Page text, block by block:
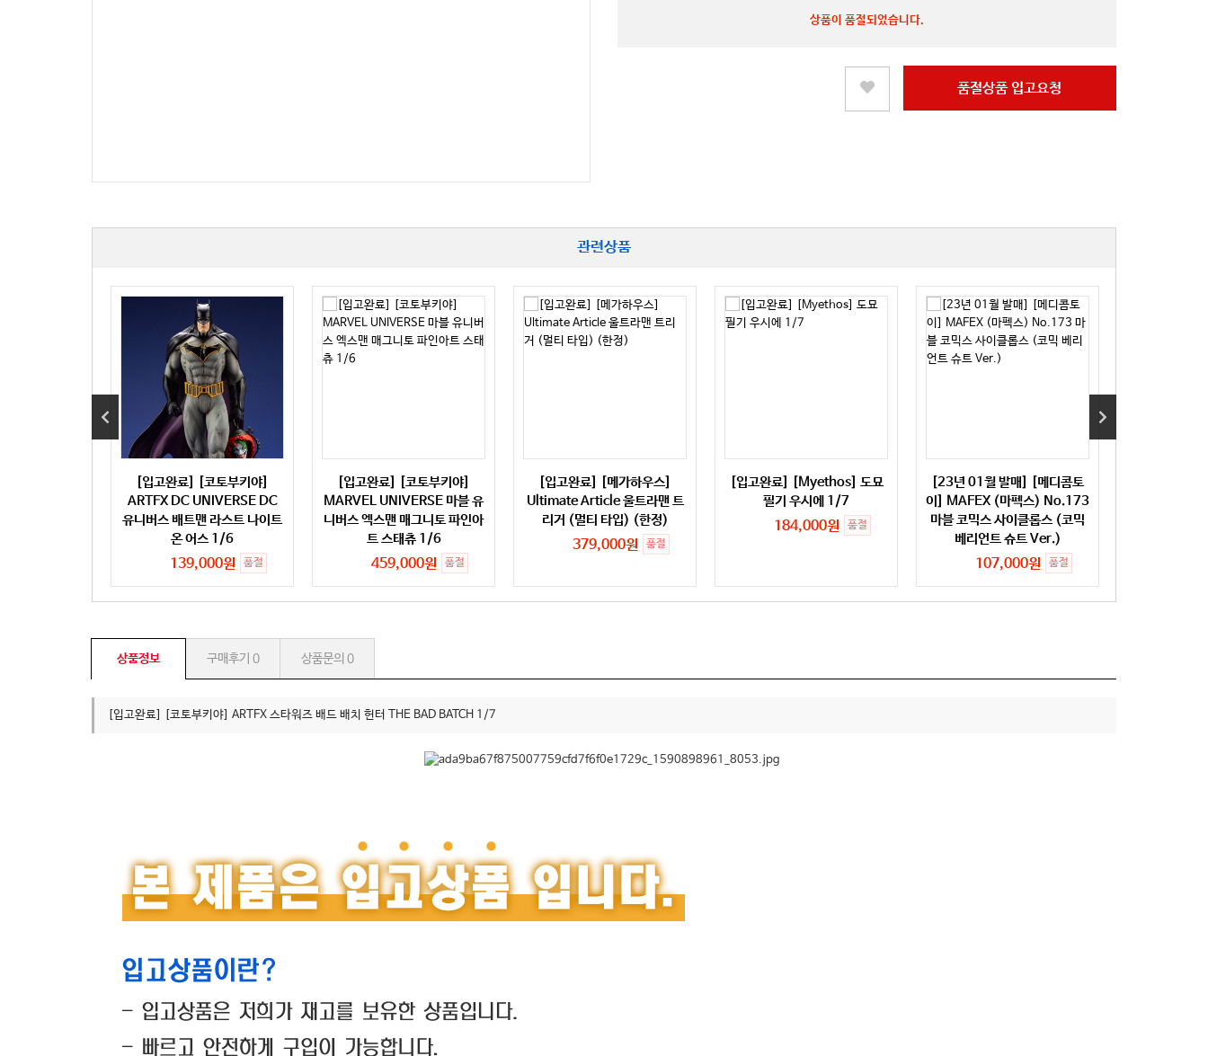
상품이 품절되었습니다.
품절상품 입고요청
관련상품
[입고완료] [코토부키야]
ARTFX DC UNIVERSE DC
유니버스 배트맨 라스트 나이트
온 어스 1/6
139,000원 품절
[입고완료] [코토부키야]
MARVEL UNIVERSE 마블 유
니버스 엑스맨 매그니토 파인아
트 스태츄 1/6
459,000원 품절
[입고완료] [메가하우스]
Ultimate Article 울트라맨 트
리거 (멀티 타입) (한정)
379,000원 품절
[입고완료] [Myethos] 도묘
필기 우시에 1/7
184,000원 품절
[23년 01월 발매] [메디콤토
이] MAFEX (마펙스) No.173
마블 코믹스 사이클롭스 (코믹
베리언트 슈트 Ver.)
107,000원 품절
상품정보 구매후기 0 상품문의 0
[입고완료] [코토부키야] ARTFX 스타워즈 배드 배치 헌터 THE BAD BATCH 1/7